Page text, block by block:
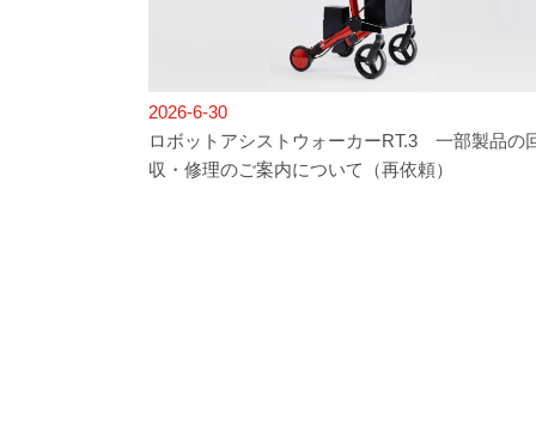
2026-6-30
ロボットアシストウォーカーRT.3 一部製品の
収・修理のご案内について（再依頼）